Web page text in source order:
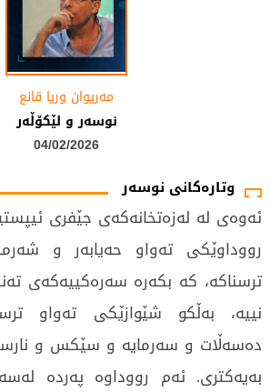
مه‌ریوان وریا قانع
نوسه‌ر و لێكۆڵه‌ر
04/02/2026
وتارەکانی نوسەر
ئەوەی لە لەزەتخانەکەی جێفری
رووداوێکی تەواو حەیابەر و
ترسناکە، کە بکەرە سەرەکییەکەی
نییە، بەڵکو شێوازێکی تەواو
دەسەڵات و سەرمایە و سێکس و
بەیەکتری. ئەم رووداوە پەردە